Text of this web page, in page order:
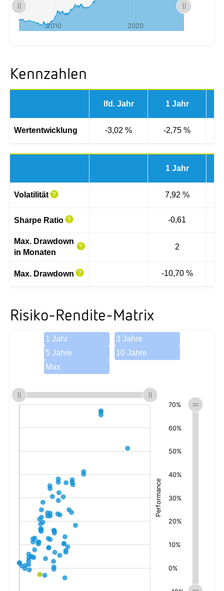
Kennzahlen
lfd. Jahr 1 Jahr
Wertentwicklung -3,02 % -2,75 %
1 Jahr
Volatilität 7,92 %
Sharpe Ratio -0,61
Max. Drawdown
in Monaten
2
Max. Drawdown -10,70 %
Risiko-Rendite-Matrix
1 Jahr
3 Jahre
5 Jahre
10 Jahre
Max